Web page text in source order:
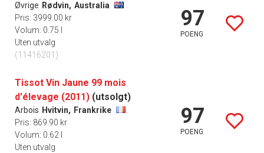
Øvrige Rødvin, Australia
Pris: 3999.00 kr
Volum: 0.75 l
Uten utvalg
(11416201)
97
POENG
Tissot Vin Jaune 99 mois
d'élevage (2011) (utsolgt)
Arbois Hvitvin, Frankrike
Pris: 869.90 kr
Volum: 0.62 l
Uten utvalg
97
POENG